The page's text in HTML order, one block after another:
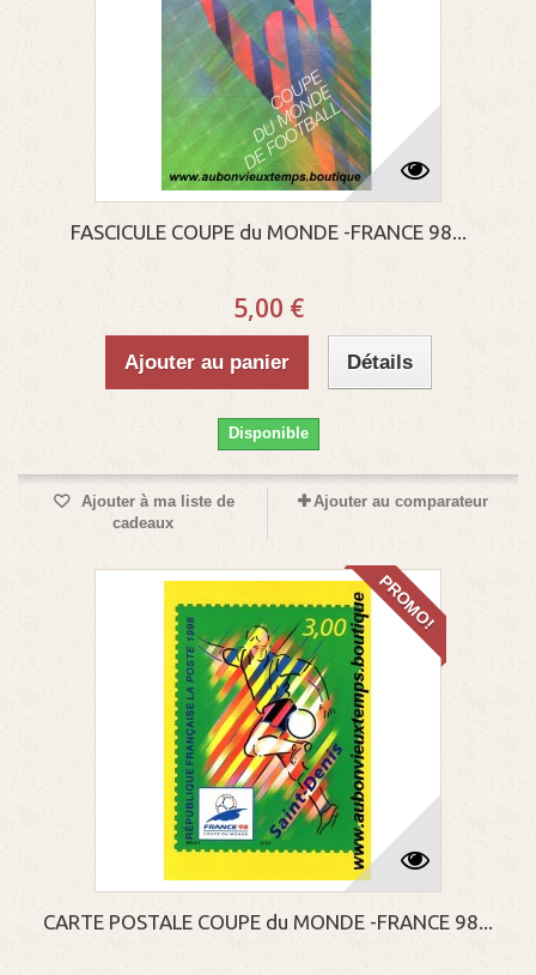
FASCICULE COUPE du MONDE -FRANCE 98...
5,00 €
Ajouter au panier Détails
Disponible
Ajouter à ma liste de
cadeaux
Ajouter au comparateur
PROMO!
CARTE POSTALE COUPE du MONDE -FRANCE 98...